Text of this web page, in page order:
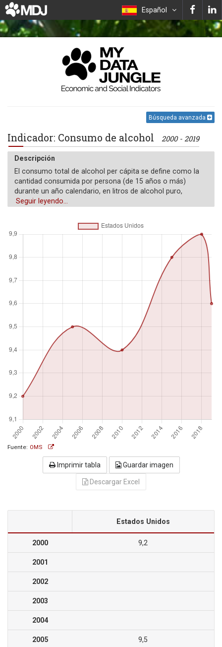
Español
Búsqueda avanzada
Indicador: Consumo de alcohol 2000 - 2019
Descripción
El consumo total de alcohol per cápita se define como la
cantidad consumida por persona (de 15 años o más)
durante un año calendario, en litros de alcohol puro,
ajustada por el consumo turístico.
Seguir leyendo...
Fuente: OMS
Imprimir tabla Guardar imagen
Descargar Excel
Estados Unidos
2000 9,2
2001
2002
2003
2004
2005 9,5